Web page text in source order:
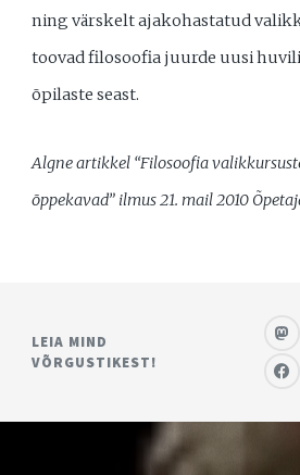
ning värskelt ajakohastatud
toovad filosoofia juurde uusi
õpilaste seast.
Algne artikkel “Filosoofia
õppekavad” ilmus 21. mail 2010
LEIA MIND
VÕRGUSTIKEST!